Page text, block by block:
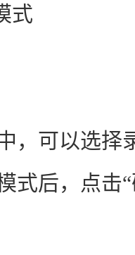
式
可以选择
式后，点击